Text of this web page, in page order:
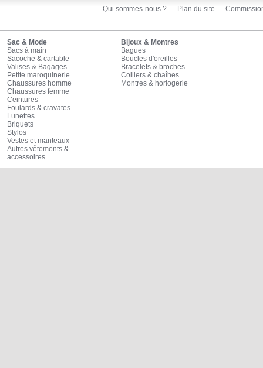
Qui sommes-nous ? Plan du site
Sac & Mode
Sacs à main
Sacoche & cartable
Valises & Bagages
Petite maroquinerie
Chaussures homme
Chaussures femme
Ceintures
Foulards & cravates
Lunettes
Briquets
Stylos
Vestes et manteaux
Autres vêtements &
accessoires
Bijoux & Montres
Bagues
Boucles d'oreilles
Bracelets & broches
Colliers & chaînes
Montres & horlogerie